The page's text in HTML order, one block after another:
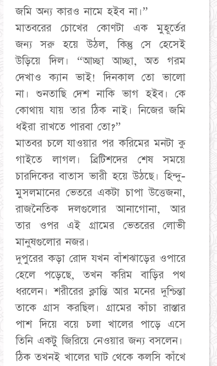
জমি অন্য কারও নামে হইব না।”
​মাতবরের চোখের কোণটা এক মুহূর্তের
জন্য সরু হয়ে উঠল, কিন্তু সে হেসেই
উড়িয়ে দিল। “আচ্ছা আচ্ছা, অত গরম
দেখাও ক্যান ভাই! দিনকাল তো ভালো
না। শুনতাছি দেশ নাকি ভাগ হইব। কে
কোথায় যায় তার ঠিক নাই। নিজের জমি
ধইরা রাখতে পারবা তো?”
​মাতবর চলে যাওয়ার পর করিমের মনটা কু
গাইতে লাগল। ব্রিটিশদের শেষ সময়ে
চারদিকের বাতাস ভারী হয়ে উঠছে। হিন্দু-
মুসলমানের ভেতরে একটা চাপা উত্তেজনা,
রাজনৈতিক দলগুলোর আনাগোনা, আর
তার ওপর এই গ্রামের ভেতরের লোভী
মানুষগুলোর নজর।
​দুপুরের কড়া রোদ যখন বাঁশঝাড়ের ওপারে
হেলে পড়েছে, তখন করিম বাড়ির পথ
ধরলেন। শরীরের ক্লান্তি আর মনের দুশ্চিন্তা
তাকে গ্রাস করছিল। গ্রামের কাঁচা রাস্তার
পাশ দিয়ে বয়ে চলা খালের পাড়ে এসে
তিনি একটু জিরিয়ে নেওয়ার জন্য বসলেন।
​ঠিক তখনই খালের ঘাট থেকে কলসি কাঁখে